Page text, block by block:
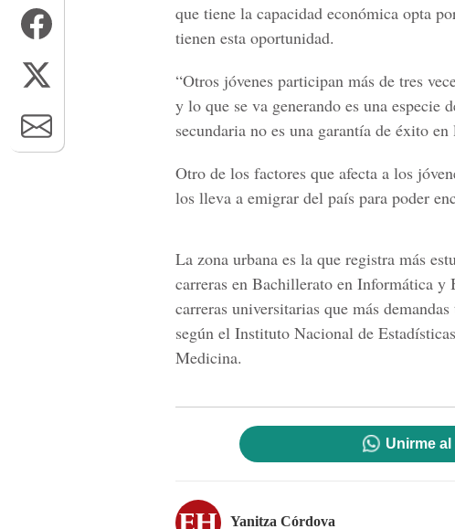
que tiene la capacidad económica opta
tienen esta oportunidad.
“Otros jóvenes participan más de tres
y lo que se va generando es una especie
secundaria no es una garantía de éxito
Otro de los factores que afecta a los
los lleva a emigrar del país para poder
La zona urbana es la que registra más
carreras en Bachillerato en Informática y
carreras universitarias que más
según el Instituto Nacional de
Medicina.
Unirme
Yanitza Córdova